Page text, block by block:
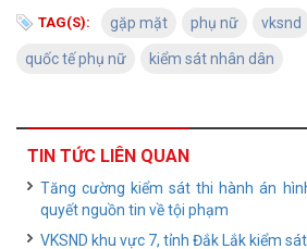
TAG(S): gặp mặt phụ nữ vksnd
quốc tế phụ nữ kiểm sát nhân dân
TIN TỨC LIÊN QUAN
Tăng cường kiểm sát thi hành án
quyết nguồn tin về tội phạm
VKSND khu vực 7, tỉnh Đắk Lắk kiểm